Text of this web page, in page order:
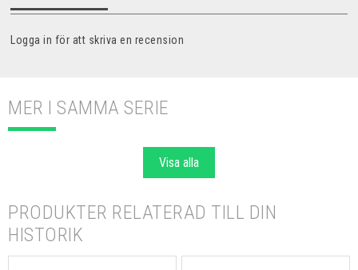
Logga in för att skriva en recension
MER I SAMMA SERIE
Visa alla
PRODUKTER RELATERAD TILL DIN
HISTORIK